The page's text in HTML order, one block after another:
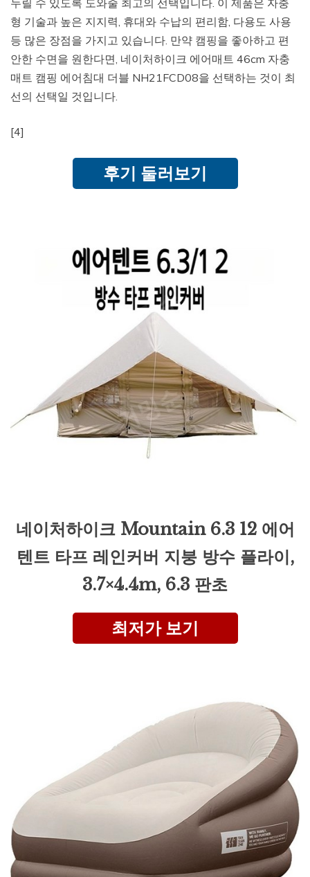
누릴 수 있도록 도와줄 최고의 선택입니다. 이 제품은 자충
형 기술과 높은 지지력, 휴대와 수납의 편리함, 다용도 사용
등 많은 장점을 가지고 있습니다. 만약 캠핑을 좋아하고 편
안한 수면을 원한다면, 네이처하이크 에어매트 46cm 자충
매트 캠핑 에어침대 더블 NH21FCD08을 선택하는 것이 최
선의 선택일 것입니다.
[4]
후기 둘러보기
네이처하이크 Mountain 6.3 12 에어
텐트 타프 레인커버 지붕 방수 플라이,
3.7×4.4m, 6.3 판초
최저가 보기